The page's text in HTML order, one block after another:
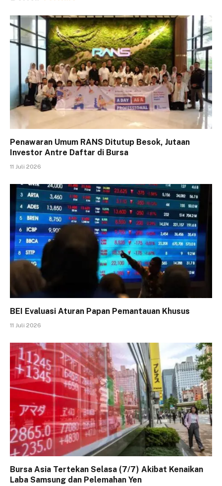
Penawaran Umum RANS Ditutup Besok, Jutaan
Investor Antre Daftar di Bursa
11 Juli 2026
BEI Evaluasi Aturan Papan Pemantauan Khusus
11 Juli 2026
Bursa Asia Tertekan Selasa (7/7) Akibat Kenaikan
Laba Samsung dan Pelemahan Yen